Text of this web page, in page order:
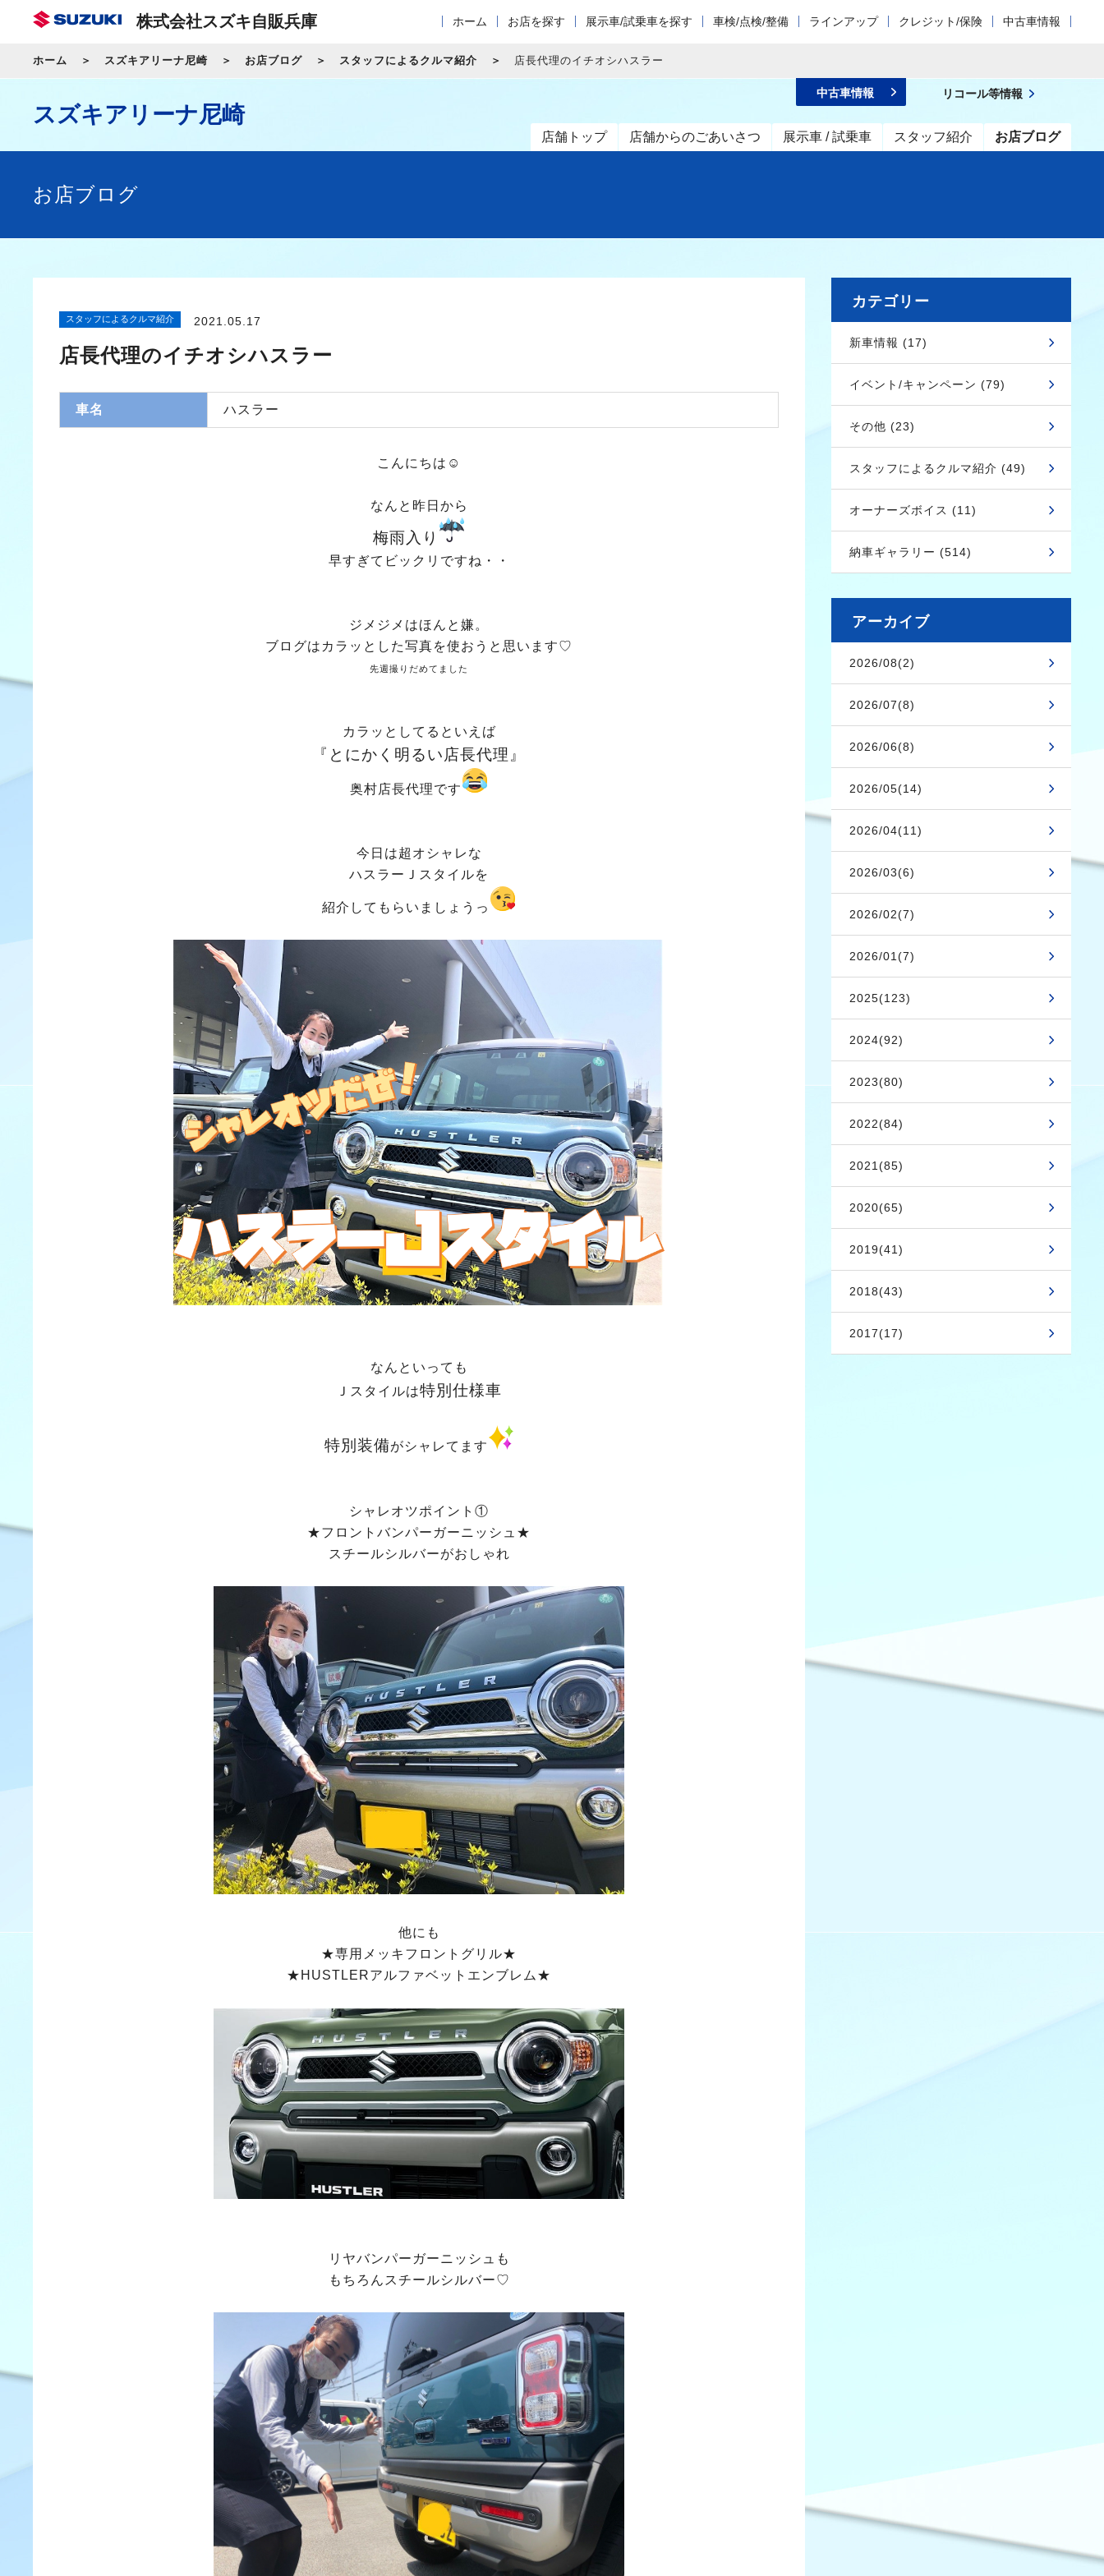
株式会社スズキ自販兵庫 ホーム お店を探す 展示車/試乗車を探す 車検/点検/整備 ラインアップ クレジット/保険 中古車情報
ホーム スズキアリーナ尼崎 お店ブログ スタッフによるクルマ紹介 店長代理のイチオシハスラー
スズキアリーナ尼崎
店舗トップ 店舗からのごあいさつ 展示車 / 試乗車 スタッフ紹介 お店ブログ
中古車情報 リコール等情報
お店ブログ
スタッフによるクルマ紹介 2021.05.17
店長代理のイチオシハスラー
車名 ハスラー
こんにちは☺
なんと昨日から
梅雨入り
早すぎてビックリですね・・
ジメジメはほんと嫌。
ブログはカラッとした写真を使おうと思います♡
先週撮りだめてました
カラッとしてるといえば
『とにかく明るい店長代理』
奥村店長代理です
今日は超オシャレな
ハスラーＪスタイルを
紹介してもらいましょうっ
なんといっても
Ｊスタイルは特別仕様車
特別装備がシャレてます
シャレオツポイント①
★フロントバンパーガーニッシュ★
スチールシルバーがおしゃれ
他にも
★専用メッキフロントグリル★
★HUSTLERアルファベットエンブレム★
リヤバンパーガーニッシュも
もちろんスチールシルバー♡
カテゴリー
新車情報 (17)
イベント/キャンペーン (79)
その他 (23)
スタッフによるクルマ紹介 (49)
オーナーズボイス (11)
納車ギャラリー (514)
アーカイブ
2026/08(2)
2026/07(8)
2026/06(8)
2026/05(14)
2026/04(11)
2026/03(6)
2026/02(7)
2026/01(7)
2025(123)
2024(92)
2023(80)
2022(84)
2021(85)
2020(65)
2019(41)
2018(43)
2017(17)